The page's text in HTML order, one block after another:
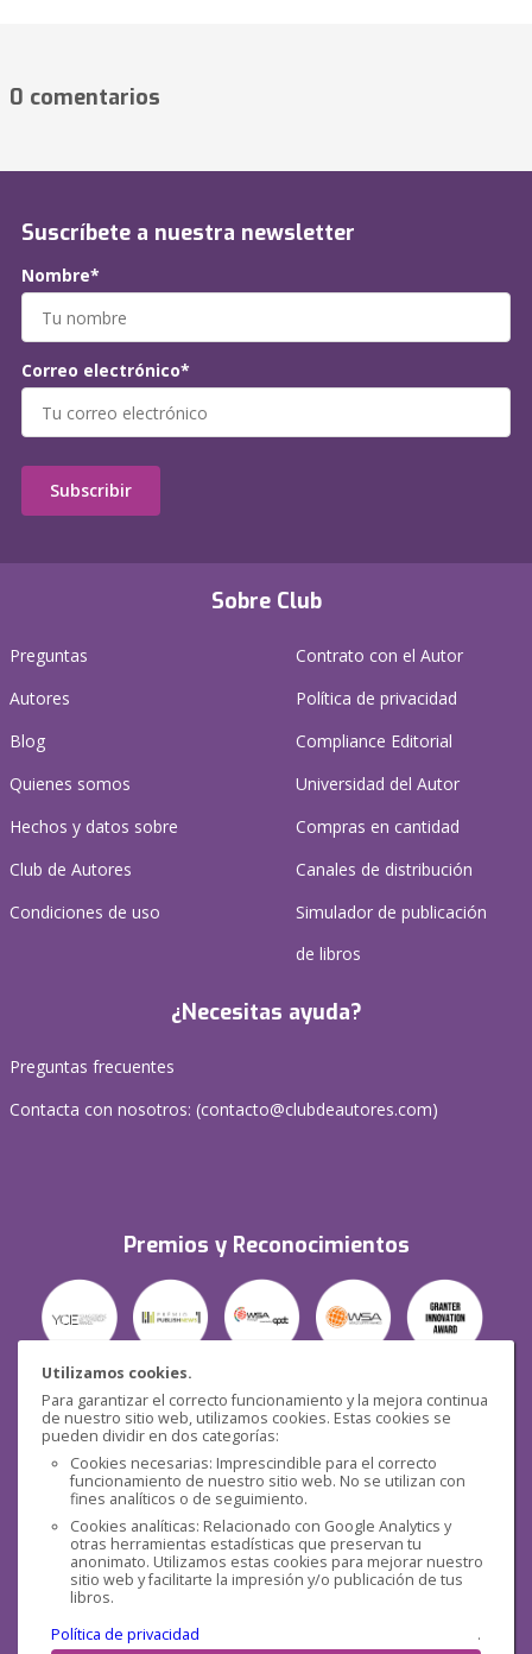
Utilizamos cookies.
Para garantizar el correcto funcionamiento y la mejora continua
de nuestro sitio web, utilizamos cookies. Estas cookies se
pueden dividir en dos categorías:
Cookies necesarias: Imprescindible para el correcto
funcionamiento de nuestro sitio web. No se utilizan con
fines analíticos o de seguimiento.
Cookies analíticas: Relacionado con Google Analytics y
otras herramientas estadísticas que preservan tu
anonimato. Utilizamos estas cookies para mejorar nuestro
sitio web y facilitarte la impresión y/o publicación de tus
libros.
Política de privacidad
.
0 comentarios
Sobre Club
Preguntas
Autores
Blog
Quienes somos
Hechos y datos sobre
Club de Autores
Condiciones de uso
Contrato con el Autor
Política de privacidad
Compliance Editorial
Universidad del Autor
Compras en cantidad
Canales de distribución
Simulador de publicación
de libros
¿Necesitas ayuda?
Preguntas frecuentes
Contacta con nosotros: (contacto@clubdeautores.com)
Premios y Reconocimientos
Seguridad
Redes sociales
Suscríbete a nuestra newsletter
Nombre*
Correo electrónico*
Subscribir